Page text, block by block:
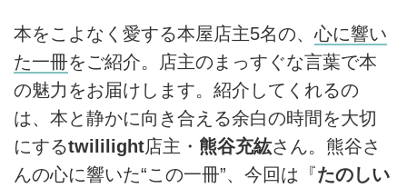
本をこよなく愛する本屋店主5名の、心に響い
た一冊をご紹介。店主のまっすぐな言葉で本
の魅力をお届けします。紹介してくれるの
は、本と静かに向き合える余白の時間を大切
にするtwililight店主・ 熊谷充紘さん。熊谷さ
んの心に響いた“この一冊”、今回は『たのしい